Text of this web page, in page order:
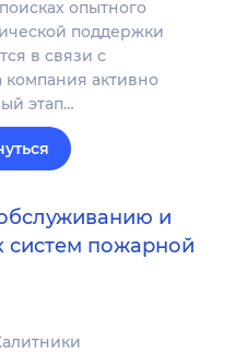
опытного
поддержки
в связи с
активно
этап…
и
систем пожарной